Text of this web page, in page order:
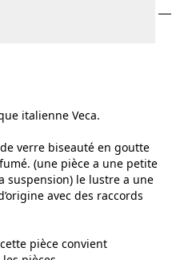
italienne Veca.
verre biseauté en goutte
(une pièce a une petite
suspension) le lustre a une
avec des raccords
pièce convient